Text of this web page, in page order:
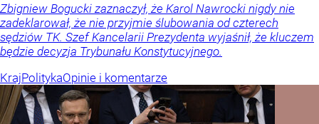
Zbigniew Bogucki zaznaczył, że Karol Nawrocki nigdy nie
zadeklarował, że nie przyjmie ślubowania od czterech
sędziów TK. Szef Kancelarii Prezydenta wyjaśnił, że kluczem
będzie decyzja Trybunału Konstytucyjnego.
KrajPolitykaOpinie i komentarze